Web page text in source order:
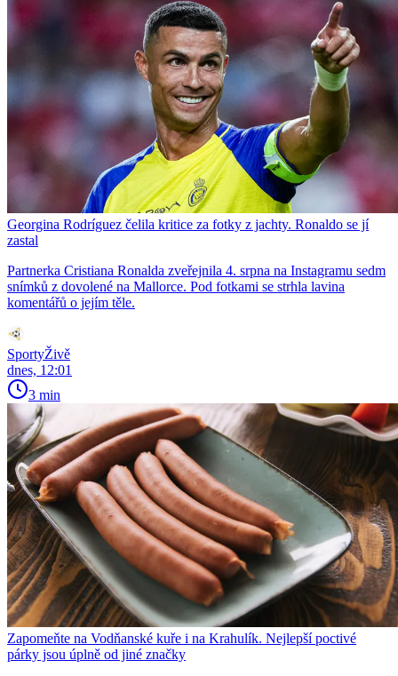
Georgina Rodríguez čelila kritice za fotky z jachty. Ronaldo se jí
zastal
Partnerka Cristiana Ronalda zveřejnila 4. srpna na Instagramu sedm
snímků z dovolené na Mallorce. Pod fotkami se strhla lavina
komentářů o jejím těle.
SportyŽivě
dnes, 12:01
3 min
Zapomeňte na Vodňanské kuře i na Krahulík. Nejlepší poctivé
párky jsou úplně od jiné značky